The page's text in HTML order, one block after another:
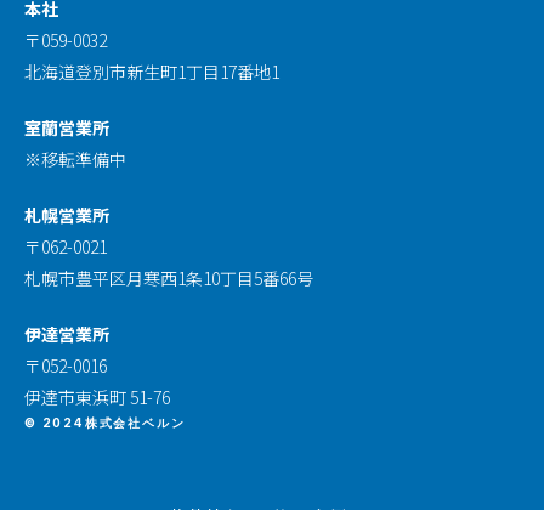
本社
〒059-0032
北海道登別市新生町1丁目17番地1
室蘭営業所
※移転準備中
札幌営業所
〒062-0021
札幌市豊平区月寒西1条10丁目5番66号
伊達営業所
〒052-0016
伊達市東浜町 51-76
© 2024株式会社ベルン